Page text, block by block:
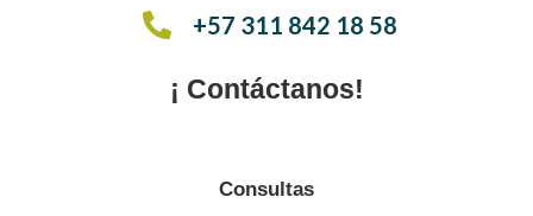
+57 311 842 18 58
¡ Contáctanos!
Consultas